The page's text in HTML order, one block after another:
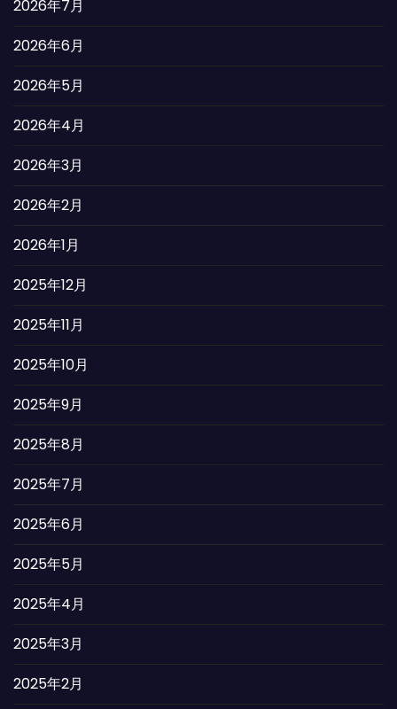
2026年7月
2026年6月
2026年5月
2026年4月
2026年3月
2026年2月
2026年1月
2025年12月
2025年11月
2025年10月
2025年9月
2025年8月
2025年7月
2025年6月
2025年5月
2025年4月
2025年3月
2025年2月